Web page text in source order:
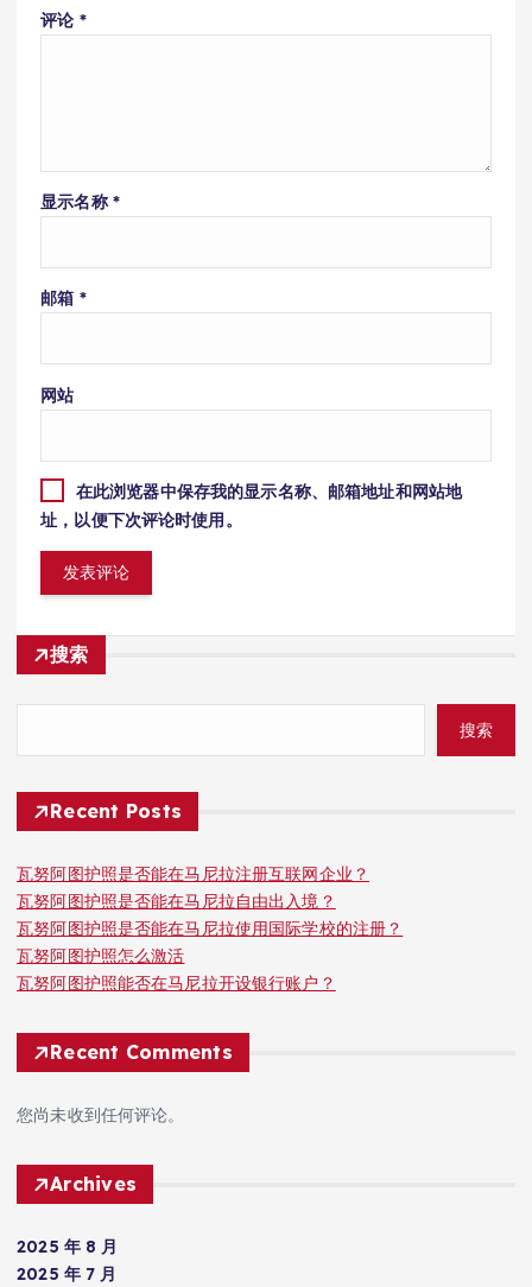
评论 *
显示名称 *
邮箱 *
网站
在此浏览器中保存我的显示名称、邮箱地址和网站地
址，以便下次评论时使用。
搜索
搜索
Recent Posts
瓦努阿图护照是否能在马尼拉注册互联网企业？
瓦努阿图护照是否能在马尼拉自由出入境？
瓦努阿图护照是否能在马尼拉使用国际学校的注册？
瓦努阿图护照怎么激活
瓦努阿图护照能否在马尼拉开设银行账户？
Recent Comments
您尚未收到任何评论。
Archives
2025 年 8 月
2025 年 7 月